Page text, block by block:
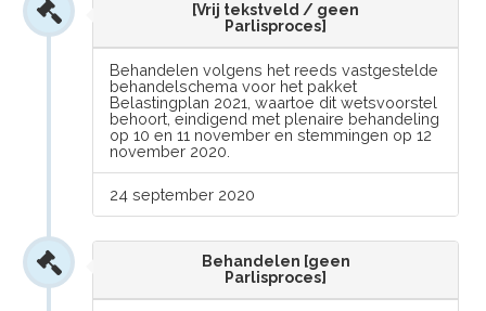
[Vrij tekstveld / geen
Parlisproces]
Behandelen volgens het reeds vastgestelde
behandelschema voor het pakket
Belastingplan 2021, waartoe dit wetsvoorstel
behoort, eindigend met plenaire behandeling
op 10 en 11 november en stemmingen op 12
november 2020.
24 september 2020
Behandelen [geen
Parlisproces]